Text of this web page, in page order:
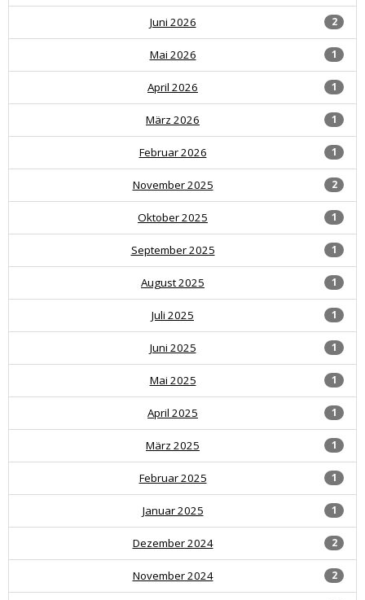
2
Juni 2026
1
Mai 2026
1
April 2026
1
März 2026
1
Februar 2026
2
November 2025
1
Oktober 2025
1
September 2025
1
August 2025
1
Juli 2025
1
Juni 2025
1
Mai 2025
1
April 2025
1
März 2025
1
Februar 2025
1
Januar 2025
2
Dezember 2024
2
November 2024